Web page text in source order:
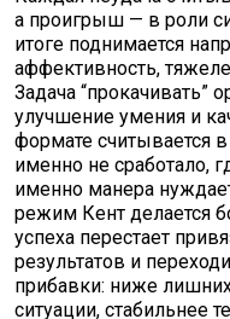
а проигрыш — в роли
итоге поднимается
аффективность,
Задача “прокачивать”
улучшение умения и
формате считывается
именно не сработало,
именно манера
режим Кент делается
успеха перестает
результатов и
прибавки: ниже
ситуации, стабильнее